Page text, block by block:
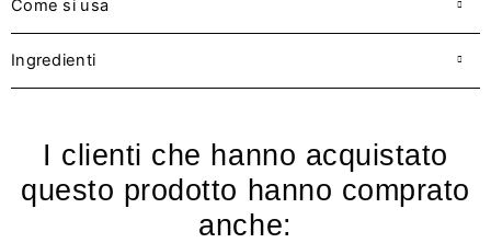
Come si usa
Ingredienti
I clienti che hanno acquistato
questo prodotto hanno comprato
anche: